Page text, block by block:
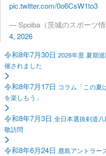
pic.twitter.com/0o6CsW1to3
— Spoiba（茨城のスポーツ
4, 2026
令和8年7月30日 2026年度 夏期
催されました
令和8年7月17日 コラム「この夏
を楽しもう」
令和8年7月3日 全日本選抜剣道
敬訪問
令和8年6月24日 鹿島アントラー